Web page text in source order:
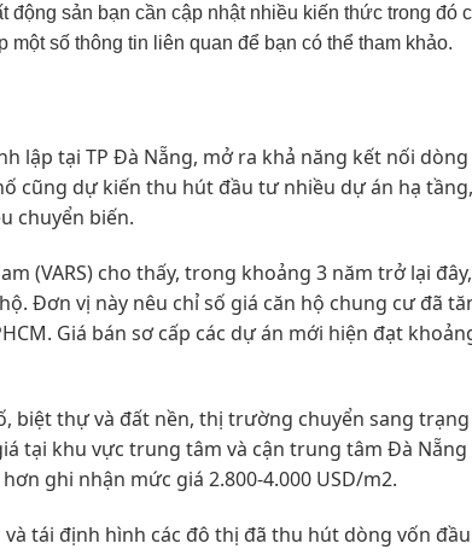
sản bạn cần cập nhật nhiều kiến thức trong đó
số thông tin liên quan để bạn có thể tham khảo.
lập tại TP Đà Nẵng, mở ra khả năng kết nối dòng
cũng dự kiến thu hút đầu tư nhiều dự án hạ
chuyển biến.
(VARS) cho thấy, trong khoảng 3 năm trở lại
Đơn vị này nêu chỉ số giá căn hộ chung cư đã
Giá bán sơ cấp các dự án mới hiện đạt
biệt thự và đất nền, thị trường chuyển sang
tại khu vực trung tâm và cận trung tâm Đà Nẵng
ghi nhận mức giá 2.800-4.000 USD/m2.
tái định hình các đô thị đã thu hút dòng vốn